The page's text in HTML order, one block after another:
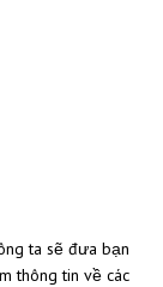
ta sẽ đưa bạn
thông tin về các